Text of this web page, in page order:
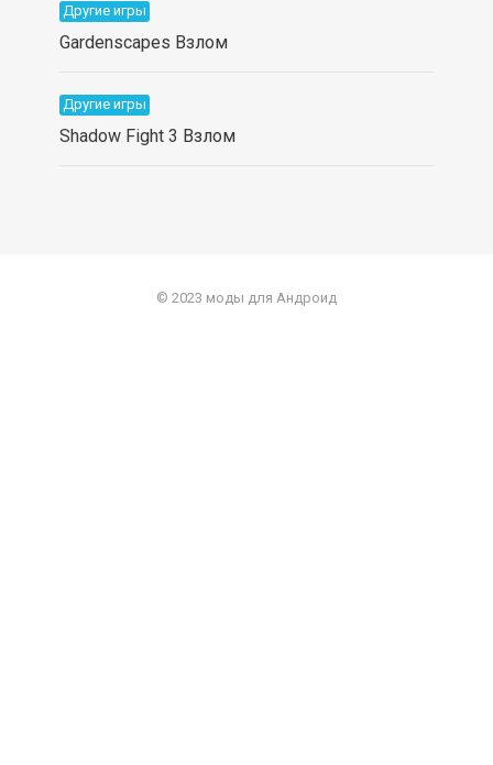
Другие игры
Gardenscapes Взлом
Другие игры
Shadow Fight 3 Взлом
© 2023 моды для Андроид